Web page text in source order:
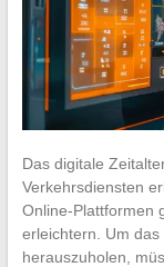
Das digitale
Verkehrsdiensten
Online-Plattformen
erleichtern. Um
herauszuholen,